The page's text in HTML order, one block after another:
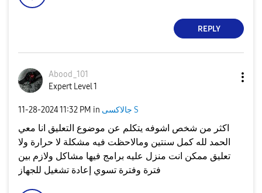
REPLY
Abood_101
Expert Level 1
‎11-28-202411:32 PM in جالاكسى S
اكثر من شخص اشوفه يتكلم عن موضوع التعليق انا معي
الحمد لله كمل سنتين ومالاحظت فيه مشكلة لا حرارة ولا
تعليق ممكن انت منزل عليه برامج فيها مشاكل ولازم بين
فترة وفترة تسوي إعادة تشغيل للجهاز